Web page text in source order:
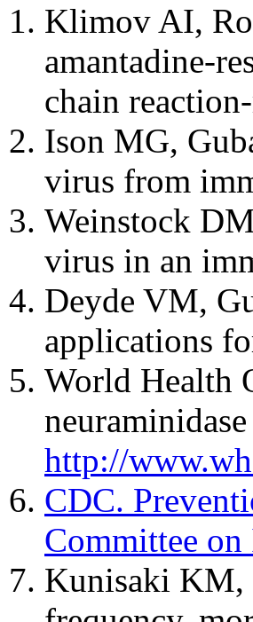
Klimov AI,
amantadine-
chain
Ison MG,
virus from
Weinstock
virus in an
Deyde VM,
applications
World Health
http://
CDC.
Committee
Kunisaki KM,